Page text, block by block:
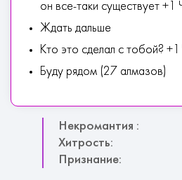
он все-таки существует +1
Ждать дальше
Кто это сделал с тобой?
Буду рядом (27 алмазов)
Некромантия :
Хитрость:
Признание: